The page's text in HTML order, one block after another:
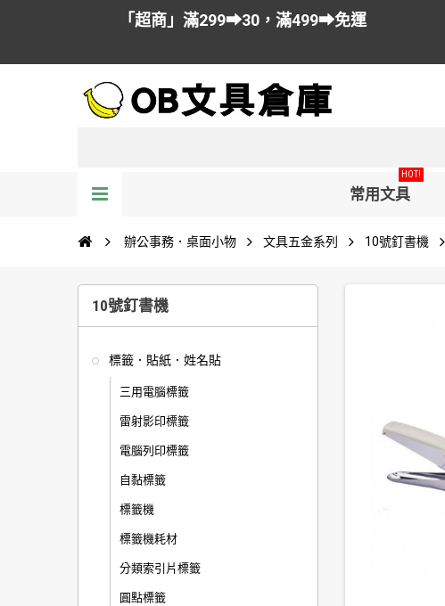
「超商」滿299➡30，滿499➡免運
常用文具
HOT!
辦公事務．桌面小物 文具五金系列 10號釘書機
10號釘書機
標籤．貼紙．姓名貼
三用電腦標籤
雷射影印標籤
電腦列印標籤
自黏標籤
標籤機
標籤機耗材
分類索引片標籤
圓點標籤